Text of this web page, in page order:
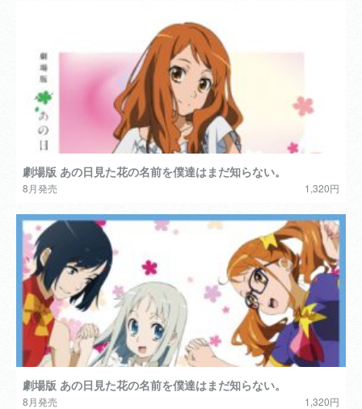
劇場版 あの日見た花の名前を僕達はまだ知らない。
8月発売 1,320円
劇場版 あの日見た花の名前を僕達はまだ知らない。
8月発売 1,320円